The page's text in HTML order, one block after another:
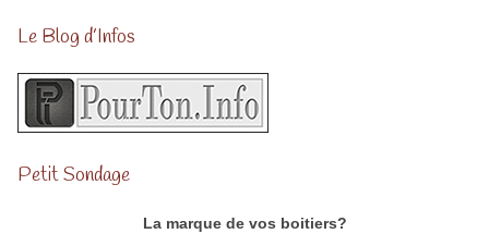
Le Blog d’Infos
Petit Sondage
La marque de vos boitiers?